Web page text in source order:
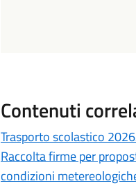
Contenuti
Trasporto scolastico
Raccolta firme per
condizioni